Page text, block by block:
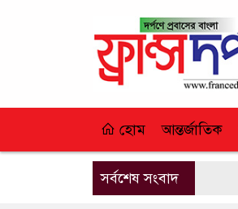
হোম আন্তর্জাতিক
সর্বশেষ সংবাদ